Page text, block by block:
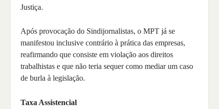
Justiça.
Após provocação do Sindijornalistas, o MPT já se
manifestou inclusive contrário à prática das empresas,
reafirmando que consiste em violação aos direitos
trabalhistas e que não teria sequer como mediar um caso
de burla à legislação.
Taxa Assistencial